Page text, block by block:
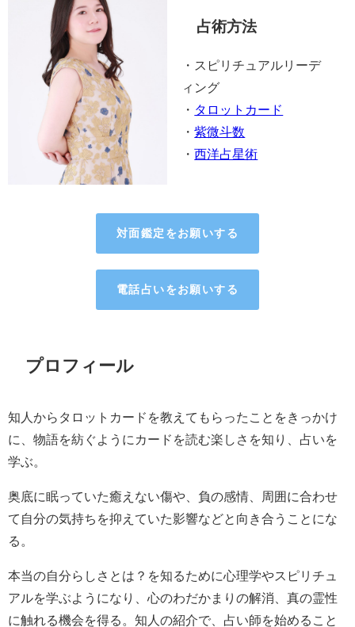
占術方法
・スピリチュアルリーデ
ィング
・ タロットカード
・紫微斗数
・西洋占星術
対面鑑定をお願いする
電話占いをお願いする
プロフィール
知人からタロットカードを教えてもらったことをきっかけ
に、物語を紡ぐようにカードを読む楽しさを知り、占いを
学ぶ。
奥底に眠っていた癒えない傷や、負の感情、周囲に合わせ
て自分の気持ちを抑えていた影響などと向き合うことにな
る。
本当の自分らしさとは？を知るために心理学やスピリチュ
アルを学ぶようになり、心のわだかまりの解消、真の霊性
に触れる機会を得る。知人の紹介で、占い師を始めること